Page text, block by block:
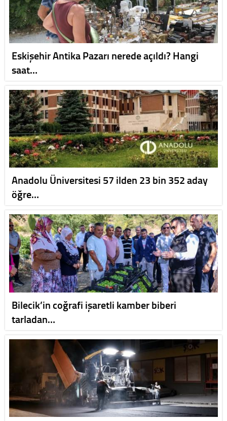
Eskişehir Antika Pazarı nerede açıldı? Hangi
saat…
Anadolu Üniversitesi 57 ilden 23 bin 352 aday
öğre…
Bilecik’in coğrafi işaretli kamber biberi
tarladan…